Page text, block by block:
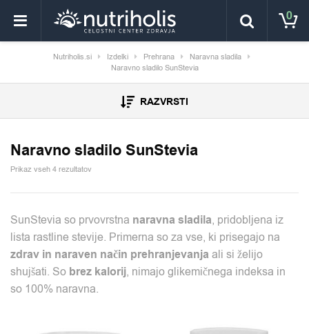
0
Nutriholis.si Izdelki Prehrana
Naravna sladila
Naravno sladilo SunStevia
RAZVRSTI
Naravno sladilo SunStevia
Prikaz vseh 4 rezultatov
SunStevia so prvovrstna naravna sladila, pridobljena iz
lista rastline stevije. Primerna so za vse, ki prisegajo na
zdrav in naraven način prehranjevanja ali si želijo
shujšati. So brez kalorij, nimajo glikemičnega indeksa in
so 100% naravna.
Ta izdelek ima več različic. Možnosti lahko izberete